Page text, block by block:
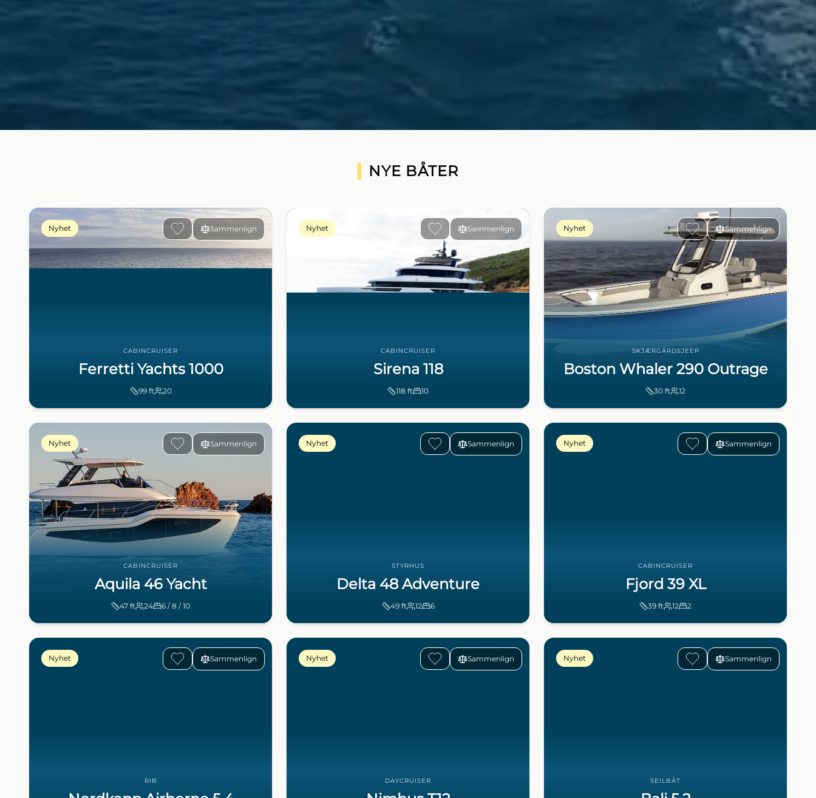
NYE BÅTER
Sammenlign
Nyhet
CABINCRUISER
Ferretti Yachts 1000
99 ft 20
Sammenlign
Nyhet
CABINCRUISER
Sirena 118
118 ft 10
Sammenlign
Nyhet
SKJÆRGÅRDSJEEP
Boston Whaler 290 Outrage
30 ft 12
Sammenlign
Nyhet
CABINCRUISER
Aquila 46 Yacht
47 ft 24 6 / 8 / 10
Sammenlign
Nyhet
STYRHUS
Delta 48 Adventure
49 ft 12 6
Sammenlign
Nyhet
CABINCRUISER
Fjord 39 XL
39 ft 12 2
Sammenlign
Nyhet
RIB
Sammenlign
Nyhet
DAYCRUISER
Sammenlign
Nyhet
SEILBÅT